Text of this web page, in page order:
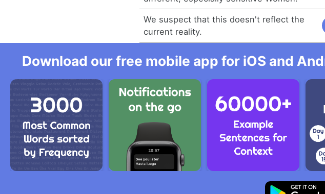
We suspect that this doesn't reflect the
current reality.
Download our free mobile app for iOS and